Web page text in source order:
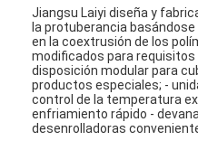
Jiangsu Laiyi diseña y
la protuberancia
en la coextrusión de los
modificados para requisitos
disposición modular para
productos especiales; -
control de la temperatura
enfriamiento rápido -
desenrolladoras